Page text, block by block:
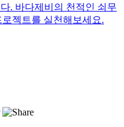
. 바다제비의 천적인 쇠무
젝트를 실천해보세요.